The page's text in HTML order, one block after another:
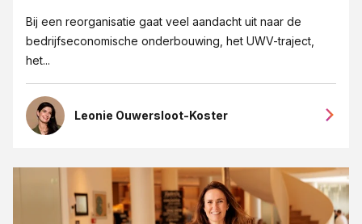
Bij een reorganisatie gaat veel aandacht uit naar de
bedrijfseconomische onderbouwing, het UWV-traject,
het...
Leonie Ouwersloot-Koster